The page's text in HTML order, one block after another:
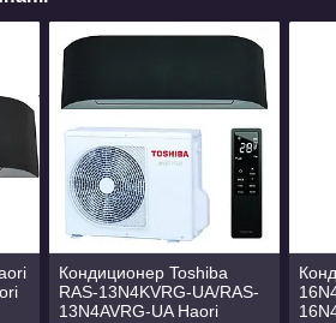
Кондиционер Toshiba
RAS-13N4KVRG-UA/RAS-
13N4AVRG-UA Haori